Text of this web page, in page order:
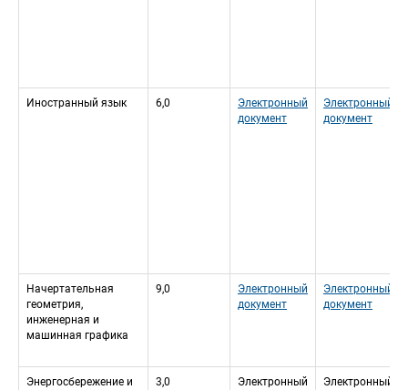
Иностранный язык 6,0
Электронный
документ
Электронный
документ
Начертательная
геометрия,
инженерная и
машинная графика
9,0
Электронный
документ
Электронный
документ
Энергосбережение и
3,0
Электронный
Электронный